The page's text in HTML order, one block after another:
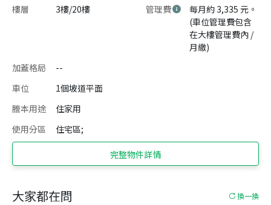
樓層
3樓/20樓 管理費
每月約 3,335 元。
(車位管理費包含
在大樓管理費內 /
月繳)
加蓋格局
--
車位
1個坡道平面
謄本用途
住家用
使用分區
住宅區;
完整物件詳情
大家都在問 換一換